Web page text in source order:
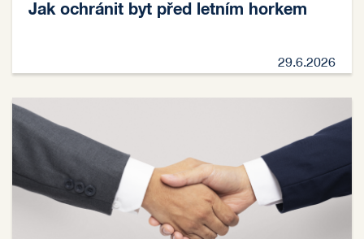
Jak ochránit byt před letním horkem
29.6.2026